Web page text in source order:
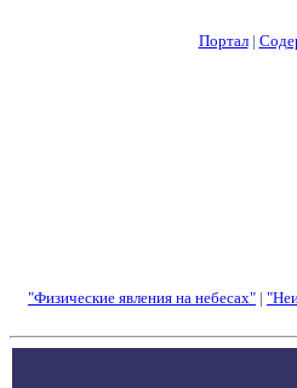
Портал|
"Физические явления на небесах" |